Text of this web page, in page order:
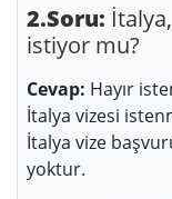
2.Soru:
istiyor mu?
Cevap: Hayır
İtalya vizesi
İtalya vize
yoktur.